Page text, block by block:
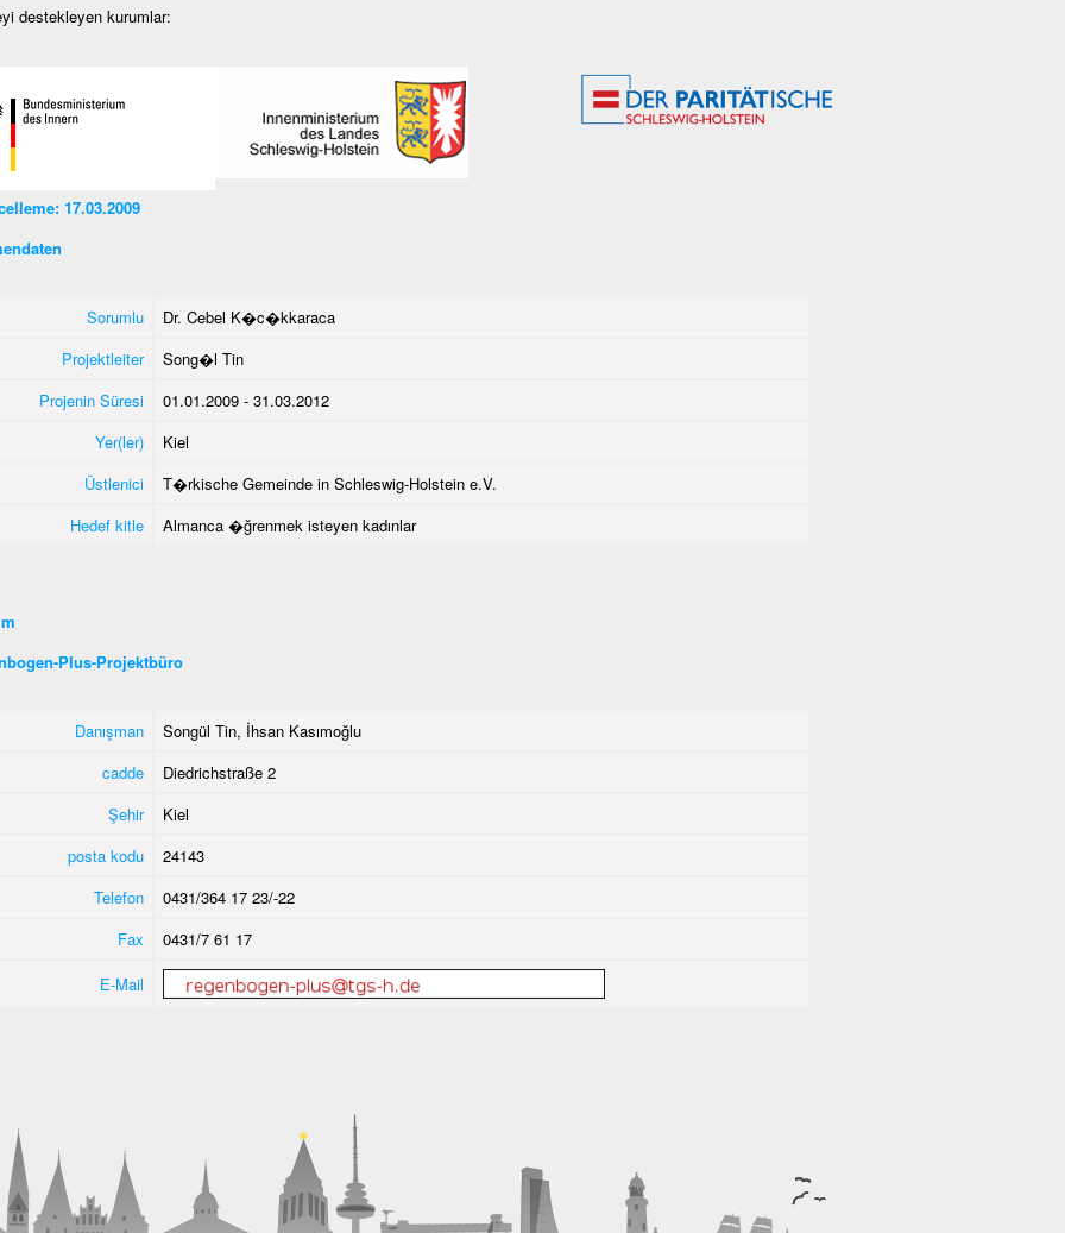
destekleyen kurumlar:
17.03.2009
Sorumlu
Dr. Cebel K�c�kkaraca
Projektleiter
Song�l Tin
Projenin Süresi
01.01.2009 - 31.03.2012
Yer(ler)
Kiel
Üstlenici
T�rkische Gemeinde in Schleswig-Holstein e.V.
Hedef kitle
Almanca �ğrenmek isteyen kadınlar
Plus-Projektbüro
Danışman
Songül Tin, İhsan Kasımoğlu
cadde
Diedrichstraße 2
Şehir
Kiel
posta kodu
24143
Telefon
0431/364 17 23/-22
Fax
0431/7 61 17
E-Mail